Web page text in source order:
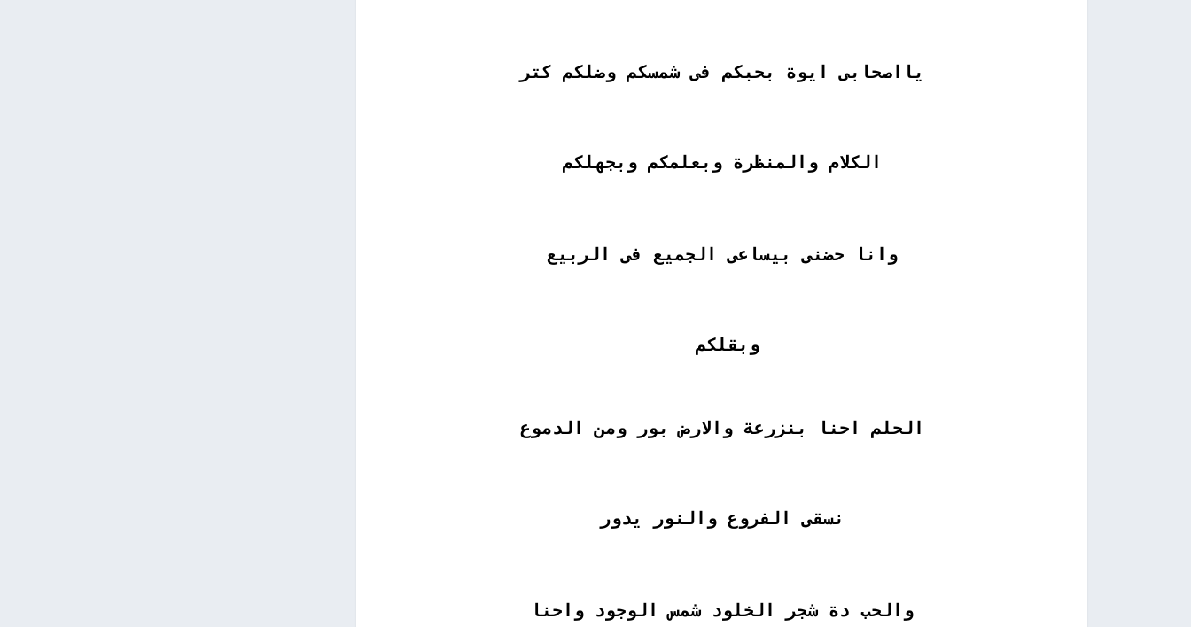
يااصحابى ايوة بحبكم فى شمسكم وضلكم كتر
الكلام والمنظرة وبعلمكم وبجهلكم
وانا حضنى بيساعى الجميع فى الربيع
وبقلكم
الحلم احنا بنزرعة والارض بور ومن الدموع
نسقى الفروع والنور يدور
والحب دة شجر الخلود شمس الوجود واحنا